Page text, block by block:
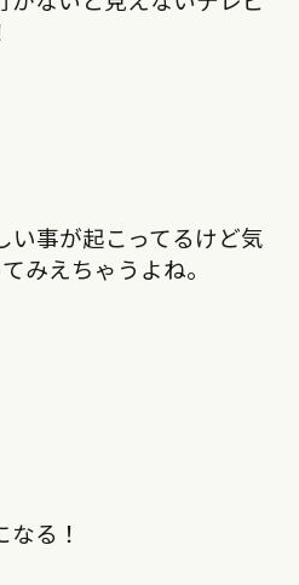
い事が起こってるけど気
みえちゃうよね。
る！